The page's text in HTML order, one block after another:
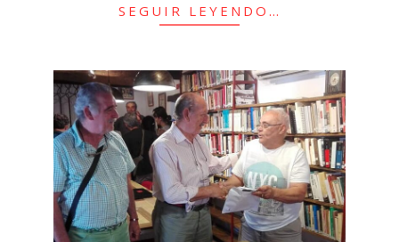
SEGUIR LEYENDO…